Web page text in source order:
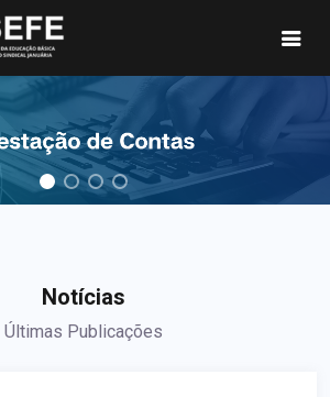
Notícias
Últimas Publicações